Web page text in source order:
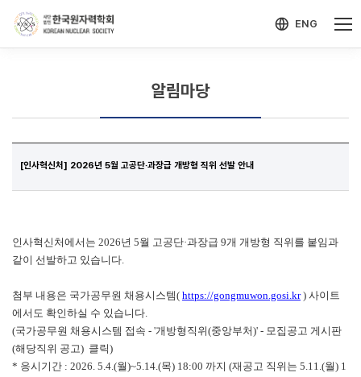
ENG
알림마당
[인사혁신처] 2026년 5월 고공단·과장급 개방형 직위 선발 안내
인사혁신처에서는 2026년 5월 고공단·과장급 9개 개방형 직위를 붙임과
같이 선발하고 있습니다.
첨부 내용은 국가공무원 채용시스템( https://gongmuwon.gosi.kr) 사이트
에서도 확인하실 수 있습니다.
(국가공무원 채용시스템 접속 - '개방형직위(중앙부처)' - 모집공고 게시판
(해당직위 공고) 클릭)
* 응시기간 : 2026. 5.4.(월)~5.14.(목) 18:00 까지 (재공고 직위는 5.11.(월) 1